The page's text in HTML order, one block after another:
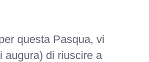
questa Pasqua, vi
augura) di riuscire a